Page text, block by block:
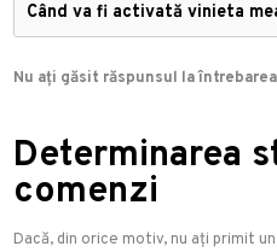
Când va fi activată vinieta
Nu ați găsit răspunsul la
Determinarea
comenzi
Dacă, din orice motiv, nu ați primit